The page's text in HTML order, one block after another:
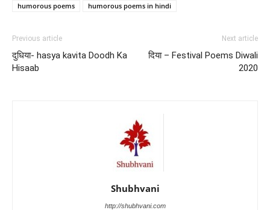
humorous poems
humorous poems in hindi
Previous article
दुधिया- hasya kavita Doodh Ka
Hisaab
Next article
दिया – Festival Poems Diwali
2020
Shubhvani
http://shubhvani.com